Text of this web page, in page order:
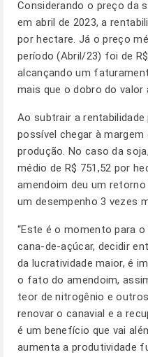
Considerando o preço da
em abril de 2023, a
por hectare. Já o preço
período (Abril/23) foi de
alcançando um
mais que o dobro do valor
Ao subtrair a
possível chegar à
produção. No caso da
médio de R$ 751,52 por
amendoim deu um retorno
um desempenho 3 vezes
“Este é o momento para
cana-de-açúcar, decidir
da lucratividade maior, é
o fato do amendoim,
teor de nitrogênio e
renovar o canavial e a
é um benefício que vai
aumenta a produtividade